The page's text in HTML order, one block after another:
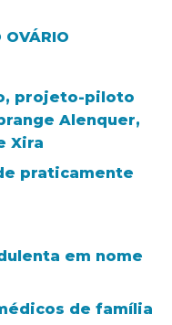
projeto-piloto
Alenquer,
Xira
praticamente
em nome
de família